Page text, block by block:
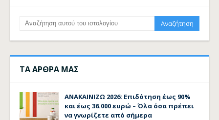
ΤΑ ΑΡΘΡΑ ΜΑΣ
ΑΝΑΚΑΙΝΙΖΩ 2026: Επιδότηση έως 90%
και έως 36.000 ευρώ – Όλα όσα πρέπει
να γνωρίζετε από σήμερα